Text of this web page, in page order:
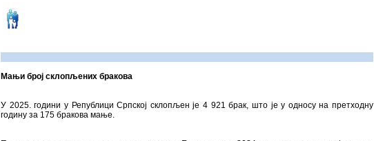
Мањи број склопљених бракова
У 2025. години у Републици Српској склопљен je 4 921 брак, што је у односу на претходну
годину за 175 бракова мање.